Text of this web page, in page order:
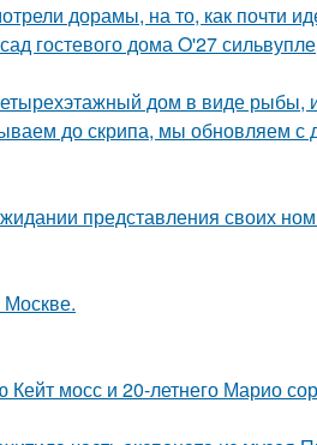
дорамы, на то, как почти
гостевого дома O'27
дом в виде рыбы,
до скрипа, мы обновляем с
представления своих
мосс и 20-летнего Марио